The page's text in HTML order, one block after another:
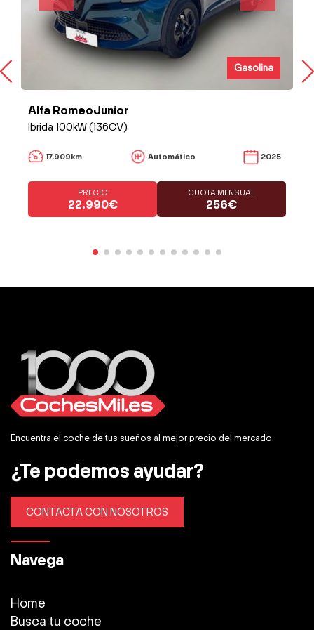
Gasolina
Alfa RomeoJunior
Ibrida 100kW (136CV)
17.909km Automático 2025
PRECIO
22.990€
CUOTA MENSUAL
256€
Encuentra el coche de tus sueños al mejor precio del mercado
¿Te podemos ayudar?
CONTACTA CON NOSOTROS
Navega
Home
Busca tu coche